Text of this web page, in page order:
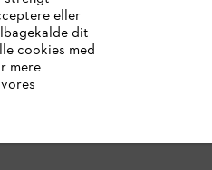
Privatlivspolitik
eller
dit
cookies med
mere